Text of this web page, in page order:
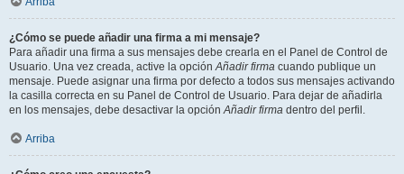
¿Cómo se puede añadir una firma a mi mensaje?
Para añadir una firma a sus mensajes debe crearla en el Panel de Control de
Usuario. Una vez creada, active la opciónAñadir firma cuando publique un
mensaje. Puede asignar una firma por defecto a todos sus mensajes activando
la casilla correcta en su Panel de Control de Usuario. Para dejar de añadirla
en los mensajes, debe desactivar la opciónAñadir firma dentro del perfil.
Arriba